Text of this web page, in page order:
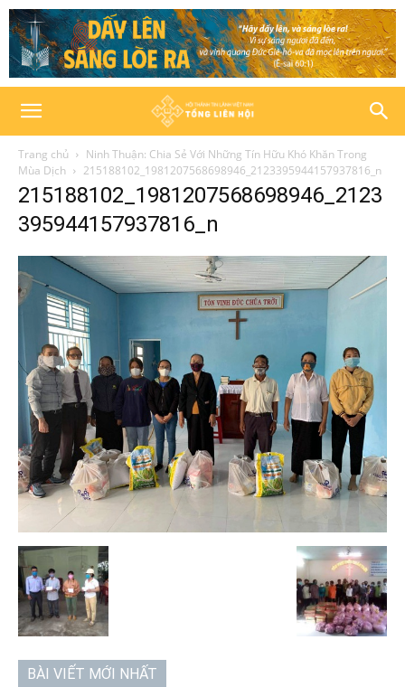
Trang chủ
Ninh Thuận: Chia Sẻ Với Những Tín Hữu Khó Khăn Trong
Mùa Dịch
215188102_1981207568698946_2123395944157937816_n
215188102_1981207568698946_2123
395944157937816_n
BÀI VIẾT MỚI NHẤT